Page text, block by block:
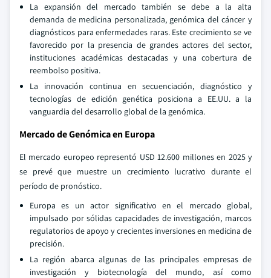
La expansión del mercado también se debe a la alta
demanda de medicina personalizada, genómica del cáncer y
diagnósticos para enfermedades raras. Este crecimiento se ve
favorecido por la presencia de grandes actores del sector,
instituciones académicas destacadas y una cobertura de
reembolso positiva.
La innovación continua en secuenciación, diagnóstico y
tecnologías de edición genética posiciona a EE.UU. a la
vanguardia del desarrollo global de la genómica.
Mercado de Genómica en Europa
El mercado europeo representó USD 12.600 millones en 2025 y
se prevé que muestre un crecimiento lucrativo durante el
período de pronóstico.
Europa es un actor significativo en el mercado global,
impulsado por sólidas capacidades de investigación, marcos
regulatorios de apoyo y crecientes inversiones en medicina de
precisión.
La región abarca algunas de las principales empresas de
investigación y biotecnología del mundo, así como